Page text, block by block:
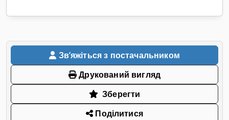
Звʼяжіться з постачальником
Друкований вигляд
Зберегти
Поділитися